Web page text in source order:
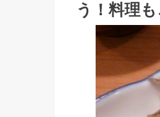
う！料理